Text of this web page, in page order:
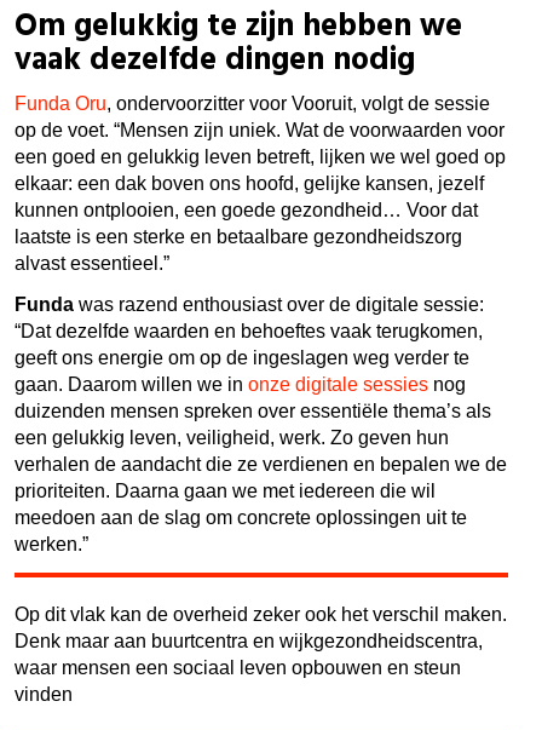
Om gelukkig te zijn hebben we
vaak dezelfde dingen nodig
Funda Oru, ondervoorzitter voor Vooruit, volgt de sessie
op de voet. “Mensen zijn uniek. Wat de voorwaarden voor
een goed en gelukkig leven betreft, lijken we wel goed op
elkaar: een dak boven ons hoofd, gelijke kansen, jezelf
kunnen ontplooien, een goede gezondheid… Voor dat
laatste is een sterke en betaalbare gezondheidszorg
alvast essentieel.”
Funda was razend enthousiast over de digitale sessie:
“Dat dezelfde waarden en behoeftes vaak terugkomen,
geeft ons energie om op de ingeslagen weg verder te
gaan. Daarom willen we in onze digitale sessies nog
duizenden mensen spreken over essentiële thema’s als
een gelukkig leven, veiligheid, werk. Zo geven hun
verhalen de aandacht die ze verdienen en bepalen we de
prioriteiten. Daarna gaan we met iedereen die wil
meedoen aan de slag om concrete oplossingen uit te
werken.”
Op dit vlak kan de overheid zeker ook het verschil maken.
Denk maar aan buurtcentra en wijkgezondheidscentra,
waar mensen een sociaal leven opbouwen en steun
vinden